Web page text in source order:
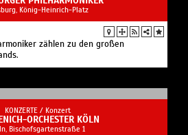
König-Heinrich-Platz
zählen zu den großen
KONZERTE / Konzert
ORCHESTER KÖLN
Bischofsgartenstraße 1